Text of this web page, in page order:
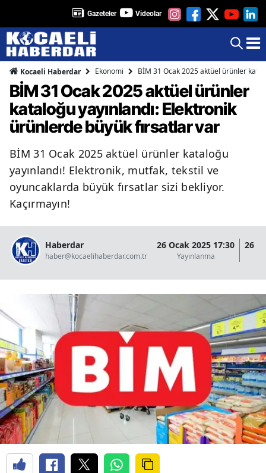
Gazeteler Videolar
Kocaeli Haberdar Ekonomi BİM 31 Ocak 2025 aktüel ürünler
BİM 31 Ocak 2025 aktüel ürünler
kataloğu yayınlandı: Elektronik
ürünlerde büyük fırsatlar var
BİM 31 Ocak 2025 aktüel ürünler kataloğu
yayınlandı! Elektronik, mutfak, tekstil ve
oyuncaklarda büyük fırsatlar sizi bekliyor.
Kaçırmayın!
Haberdar
haber@kocaelihaberdar.com.tr
26 Ocak 2025 17:30
Yayınlanma
26